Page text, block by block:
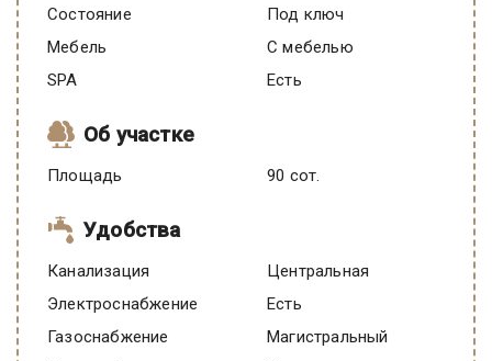
Состояние
под ключ
Мебель
C мебелью
SPA
есть
Об участке
Площадь 90 сот.
Удобства
Канализация
Центральная
Электроснабжение
есть
Газоснабжение
Магистральный